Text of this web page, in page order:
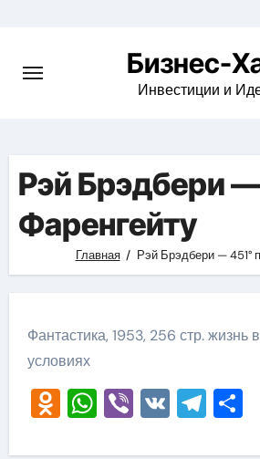
content
Бизнес-
Инвестиции и
Рэй Брэдбери
Фаренгейту
Главная Рэй Брэдбери — 451°
Фантастика, 1953, 256 стр. жизнь
условиях
Odnoklassniki
WhatsApp
Viber
VK